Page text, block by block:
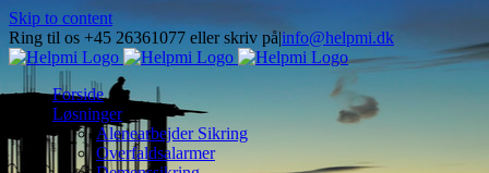
Skip to content
Ring til os +45 26361077 eller skriv på|info@helpmi.dk
Forside
Løsninger
Alenearbejder Sikring
Overfaldsalarmer